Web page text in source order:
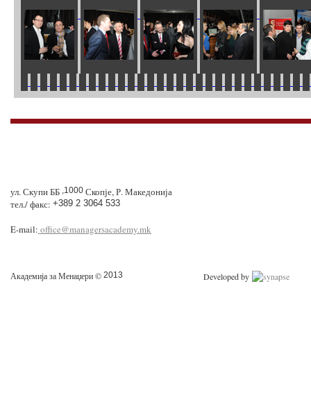
ул. Скупи ББ ,1000 Скопје, Р. Македонија
тел./ факс: +389 2 3064 533
E-mail: office@managersacademy.mk
Академија за Менаџери © 2013 Developed by